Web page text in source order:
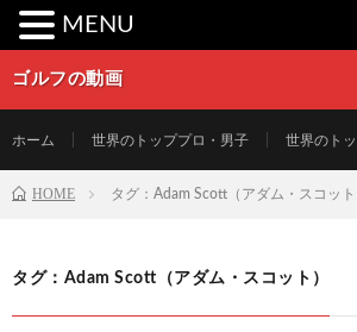
ゴルフの動画
ホーム 世界のトッププロ・男子 世界のト
HOME タグ：Adam Scott（アダム・スコット
タグ：Adam Scott（アダム・スコット）
MENU